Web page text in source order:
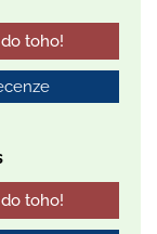
toho!
toho!